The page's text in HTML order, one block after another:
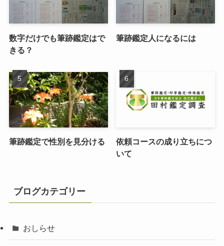
数字だけでも筆跡鑑定はで
きる？
筆跡鑑定人になるには
筆跡鑑定で性別を見分ける
依頼コースの成り立ちにつ
いて
ブログカテゴリー
おしらせ